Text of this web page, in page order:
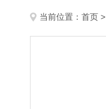
当前位置： 首页 >